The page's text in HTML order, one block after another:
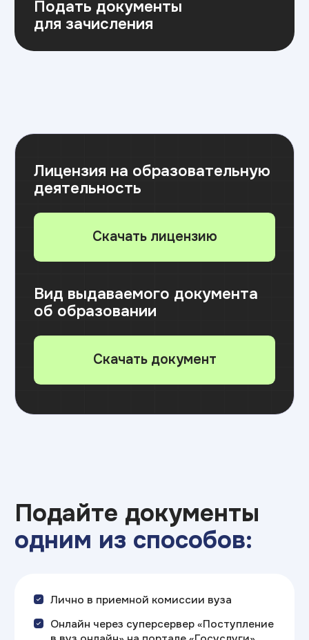
об образовании
Подайте документы
одним из способов:
Лично в приемной комиссии вуза
Онлайн через суперсервер «Поступление
в вуз онлайн» на портале «Госуслуги»
Почтой
копируется только основной разворот
и прописка)
Адрес: 121170, г. Москва, Кутузовский
31 августа до 12.00 по местному
и заключения договоров